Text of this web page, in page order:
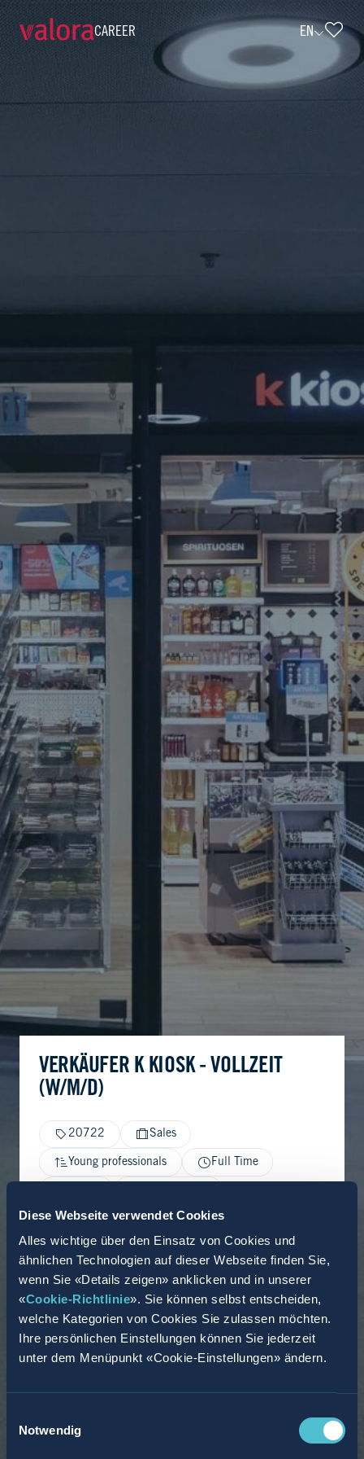
Diese Webseite verwendet Cookies
Alles wichtige über den Einsatz von Cookies und
ähnlichen Technologien auf dieser Webseite finden Sie,
wenn Sie «Details zeigen» anklicken und in unserer
«Cookie-Richtlinie». Sie können selbst entscheiden,
welche Kategorien von Cookies Sie zulassen möchten.
Ihre persönlichen Einstellungen können Sie jederzeit
unter dem Menüpunkt «Cookie-Einstellungen» ändern.
Notwendig
CAREER EN
Verkäufer k kiosk - Vollzeit (w/m/d) •
VERKÄUFER K KIOSK - VOLLZEIT
(W/M/D)
20722 Sales
Young professionals Full Time